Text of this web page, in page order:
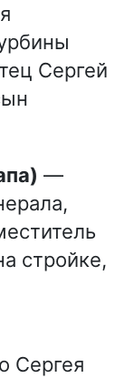
Сергей
—
стройке,
Сергея